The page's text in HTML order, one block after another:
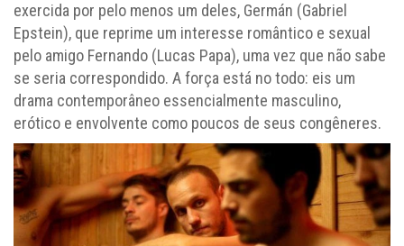
exercida por pelo menos um deles, Germán (Gabriel
Epstein), que reprime um interesse romântico e sexual
pelo amigo Fernando (Lucas Papa), uma vez que não sabe
se seria correspondido. A força está no todo: eis um
drama contemporâneo essencialmente masculino,
erótico e envolvente como poucos de seus congêneres.